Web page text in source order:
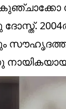
ദോസ്ത്.